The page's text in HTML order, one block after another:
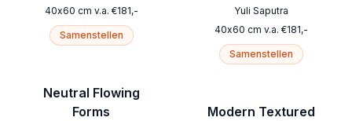
40x60 cm v.a. €181,-
Samenstellen
Neutral Flowing
Forms
Yuli Saputra
40x60 cm v.a. €181,-
Samenstellen
Modern Textured